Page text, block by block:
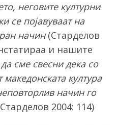
неговите културни
се појавуваат на
начин(Старделов
и нашите
сме свесни дека со
култура
начин го
2004: 114)